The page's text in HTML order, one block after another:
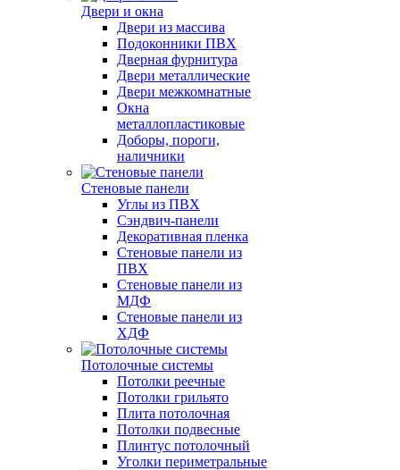
Двери и окна
Двери из массива
Подоконники ПВХ
Дверная фурнитура
Двери металлические
Двери межкомнатные
Окна
металлопластиковые
Доборы, пороги,
наличники
Стеновые панели
Углы из ПВХ
Сэндвич-панели
Декоративная пленка
Стеновые панели из
ПВХ
Стеновые панели из
МДФ
Стеновые панели из
ХДФ
Потолочные системы
Потолки реечные
Потолки грильято
Плита потолочная
Потолки подвесные
Плинтус потолочный
Уголки периметральные